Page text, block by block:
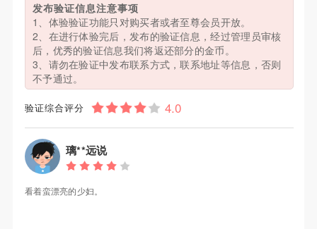
发布验证信息注意事项
1、体验验证功能只对购买者或者至尊会员开放。
2、在进行体验完后，发布的验证信息，经过管理员审核
后，优秀的验证信息我们将返还部分的金币。
3、请勿在验证中发布联系方式，联系地址等信息，否则
不予通过。
验证综合评分
璃**远说
看着蛮漂亮的少妇。